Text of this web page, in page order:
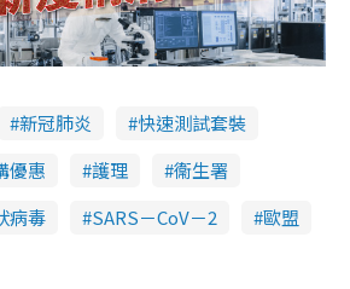
新冠肺炎
快速測試套裝
優惠 護理
衞生署
病毒 SARS－CoV－2 歐盟